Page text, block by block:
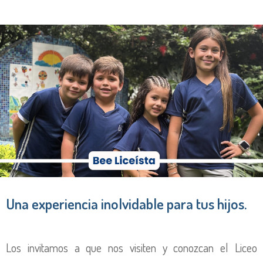
Una experiencia inolvidable para tus hijos.
Los invitamos a que nos visiten y conozcan el Liceo